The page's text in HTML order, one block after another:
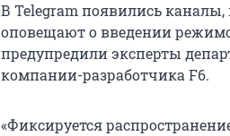
В Telegram появились
оповещают о введении
предупредили эксперты
компании-разработчика F6.
«Фиксируется